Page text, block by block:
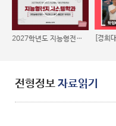
2027학년도 지능형전자시스템학과 소개 및 전형 안내
전형정보자료읽기